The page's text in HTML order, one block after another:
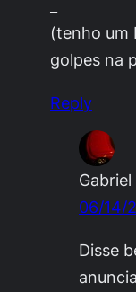
(tenho um
golpes na
Reply
Gabriel
06/14/
Disse